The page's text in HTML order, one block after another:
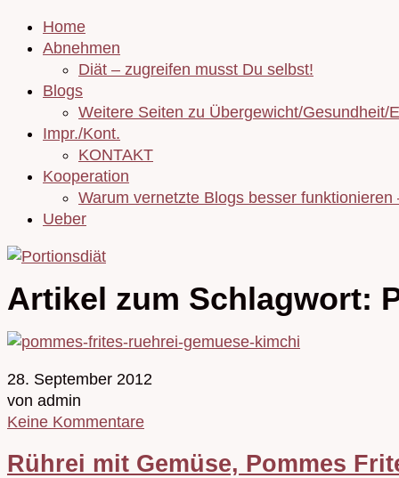
Home
Abnehmen
Diät – zugreifen musst Du selbst!
Blogs
Weitere Seiten zu Übergewicht/Gesundheit/
Impr./Kont.
KONTAKT
Kooperation
Warum vernetzte Blogs besser
Ueber
Artikel zum Schlagwort:
28. September 2012
von admin
Keine Kommentare
Rührei mit Gemüse, Pommes